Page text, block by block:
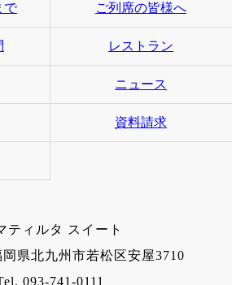
で ご列席の皆様へ
レストラン
ニュース
資料請求
ティルタ スイート
岡県北九州市若松区安屋3710
093-741-0111